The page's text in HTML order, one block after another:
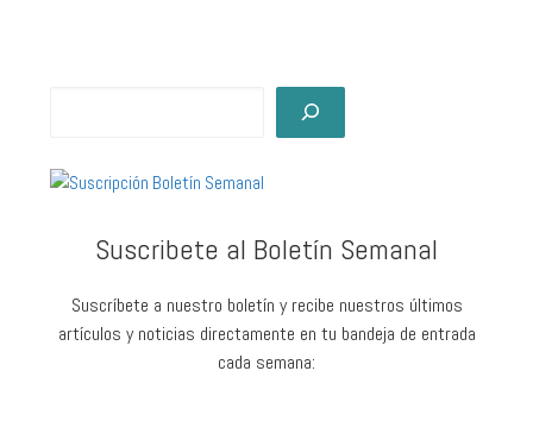
Suscribete al Boletín Semanal
Suscríbete a nuestro boletín y recibe nuestros últimos
artículos y noticias directamente en tu bandeja de entrada
cada semana: